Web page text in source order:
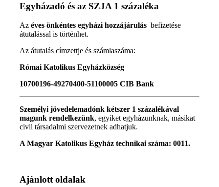
Egyházadó és az SZJA 1 százaléka
Azéves önkéntes egyházi hozzájárulás befizetése
átutalással is történhet.
Az átutalás címzettje és számlaszáma:
Római Katolikus Egyházközség
10700196-49270400-51100005 CIB Bank
Személyi jövedelemadónk kétszer 1 százalékával
magunk rendelkezünk, egyiket egyházunknak, másikat
civil társadalmi szervezetnek adhatjuk.
A Magyar Katolikus Egyház technikai száma: 0011.
Ajánlott oldalak